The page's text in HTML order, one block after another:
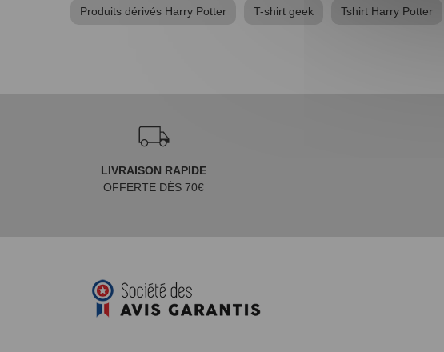
Produits dérivés Harry Potter T-shirt geek Tshirt Harry Potter
LIVRAISON RAPIDE
OFFERTE DÈS 70€